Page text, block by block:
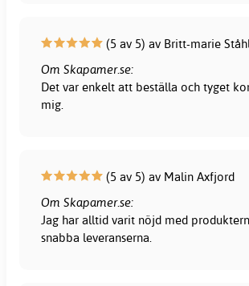
(5 av 5) av Britt-marie
Om Skapamer.se:
Det var enkelt att beställa och tyget
mig.
(5 av 5) av Malin Axfjord
Om Skapamer.se:
Jag har alltid varit nöjd med
snabba leveranserna.